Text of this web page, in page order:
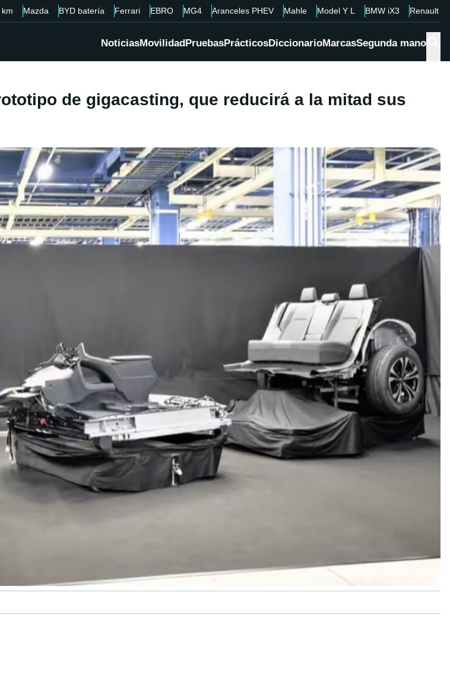
Mazda BYD batería Ferrari EBRO MG4 Aranceles PHEV Mahle Model Y L BMW iX3 Renault
NoticiasMovilidadPruebasPrácticosDiccionarioMarcasSegunda mano
de gigacasting, que reducirá a la mitad sus